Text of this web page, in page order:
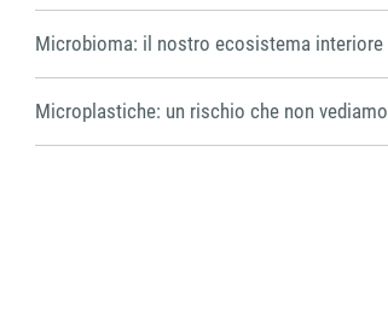
Microbioma: il nostro ecosistema interiore
Microplastiche: un rischio che non vediamo